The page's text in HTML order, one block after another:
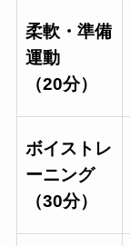
柔軟・準備
運動
（20分）
ボイストレ
ーニング
（30分）